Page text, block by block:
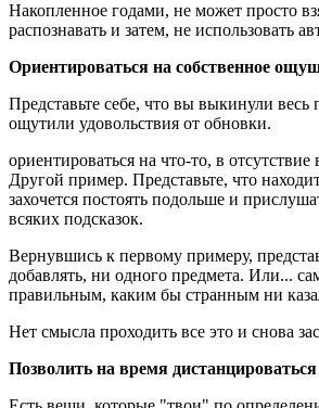
Накопленное годами, не может просто
распознавать и затем, не использовать
Ориентироваться на собственное
Представьте себе, что вы выкинули
ощутили удовольствия от обновки.
ориентироваться на что-то, в отсутствие
Другой пример. Представьте, что
захочется постоять подольше и
всяких подсказок.
Вернувшись к первому примеру,
добавлять, ни одного предмета. Или...
правильным, каким бы странным ни
Нет смысла проходить все это и снова
Позволить на время дистанцироваться